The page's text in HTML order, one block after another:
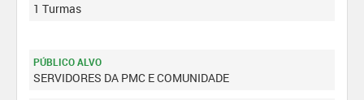
1 Turmas
PÚBLICO ALVO
SERVIDORES DA PMC E COMUNIDADE